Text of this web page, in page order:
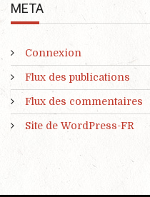
META
Connexion
Flux des publications
Flux des commentaires
Site de WordPress-FR